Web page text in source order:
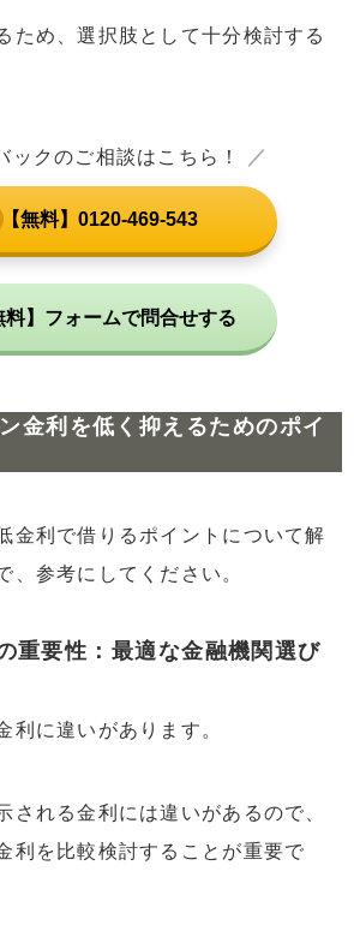
ため、選択肢として十分検討する
ックのご相談はこちら！ ／
【無料】0120-469-543
料】フォームで問合せする
金利を低く抑えるためのポイ
金利で借りるポイントについて解
、参考にしてください。
重要性：最適な金融機関選び
利に違いがあります。
される金利には違いがあるので、
利を比較検討することが重要で